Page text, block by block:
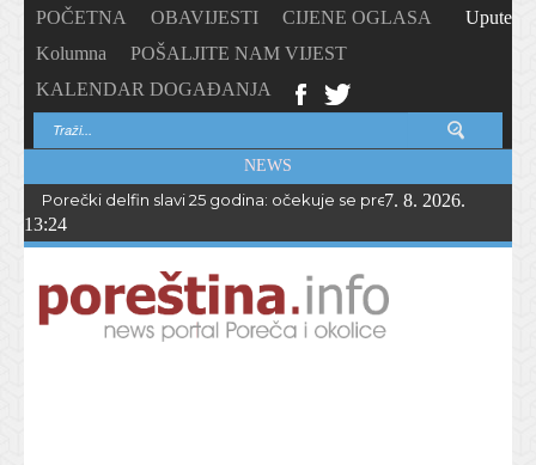
POČETNA OBAVIJESTI
CIJENE OGLASA
Kolumna
POŠALJITE NAM VIJEST
KALENDAR DOGAĐANJA
Upute
NEWS
Porečki delfin slavi 25 godina: očekuje se preko 1.700
7. 8. 2026.
13:24